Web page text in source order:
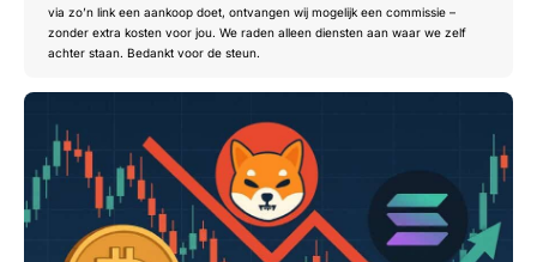
via zo’n link een aankoop doet, ontvangen wij mogelijk een commissie –
zonder extra kosten voor jou. We raden alleen diensten aan waar we zelf
achter staan. Bedankt voor de steun.